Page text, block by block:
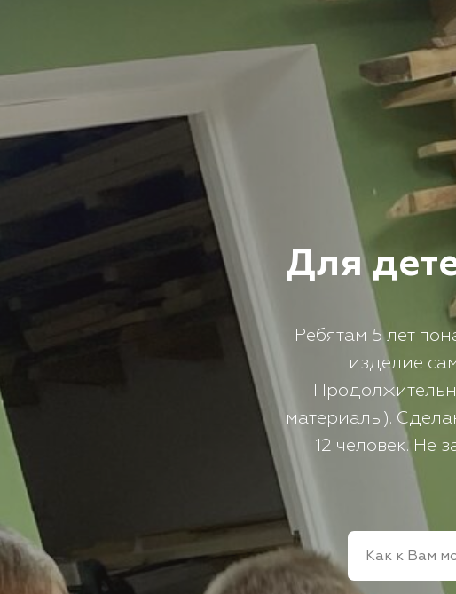
Для
Ребятам 5 лет
изделие
материалы).
12 человек. Не